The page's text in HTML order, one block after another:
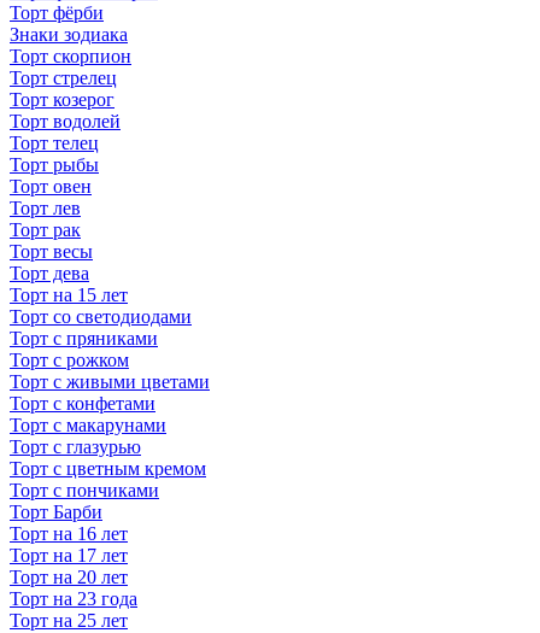
Торт фёрби
Знаки зодиака
Торт скорпион
Торт стрелец
Торт козерог
Торт водолей
Торт телец
Торт рыбы
Торт овен
Торт лев
Торт рак
Торт весы
Торт дева
Торт на 15 лет
Торт со светодиодами
Торт с пряниками
Торт с рожком
Торт с живыми цветами
Торт с конфетами
Торт с макарунами
Торт с глазурью
Торт с цветным кремом
Торт с пончиками
Торт Барби
Торт на 16 лет
Торт на 17 лет
Торт на 20 лет
Торт на 23 года
Торт на 25 лет